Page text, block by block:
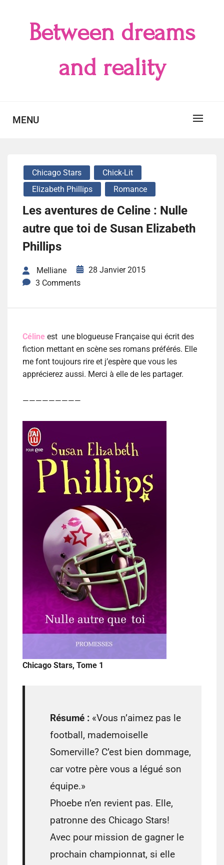
Between dreams
and reality
MENU
Chicago Stars
Chick-Lit
Elizabeth Phillips
Romance
Les aventures de Celine : Nulle
autre que toi de Susan Elizabeth
Phillips
Melliane
28 Janvier 2015
3 Comments
Céline est une blogueuse Française qui écrit des
fiction mettant en scène ses romans préférés. Elle
me font toujours rire et j’espère que vous les
apprécierez aussi. Merci à elle de les partager.
—————————
Chicago Stars, Tome 1
Résumé : «Vous n’aimez pas le
football, mademoiselle
Somerville? C’est bien dommage,
car votre père vous a légué son
équipe.»
Phoebe n’en revient pas. Elle,
patronne des Chicago Stars!
Avec pour mission de gagner le
prochain championnat, si elle